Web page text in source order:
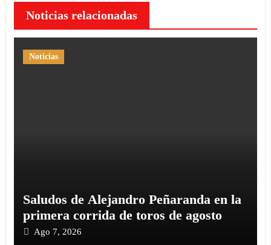
Noticias relacionadas
Noticias
Saludos de Alejandro Peñaranda en la
primera corrida de toros de agosto
Ago 7, 2026